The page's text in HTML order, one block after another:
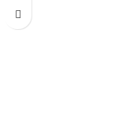
(габариты